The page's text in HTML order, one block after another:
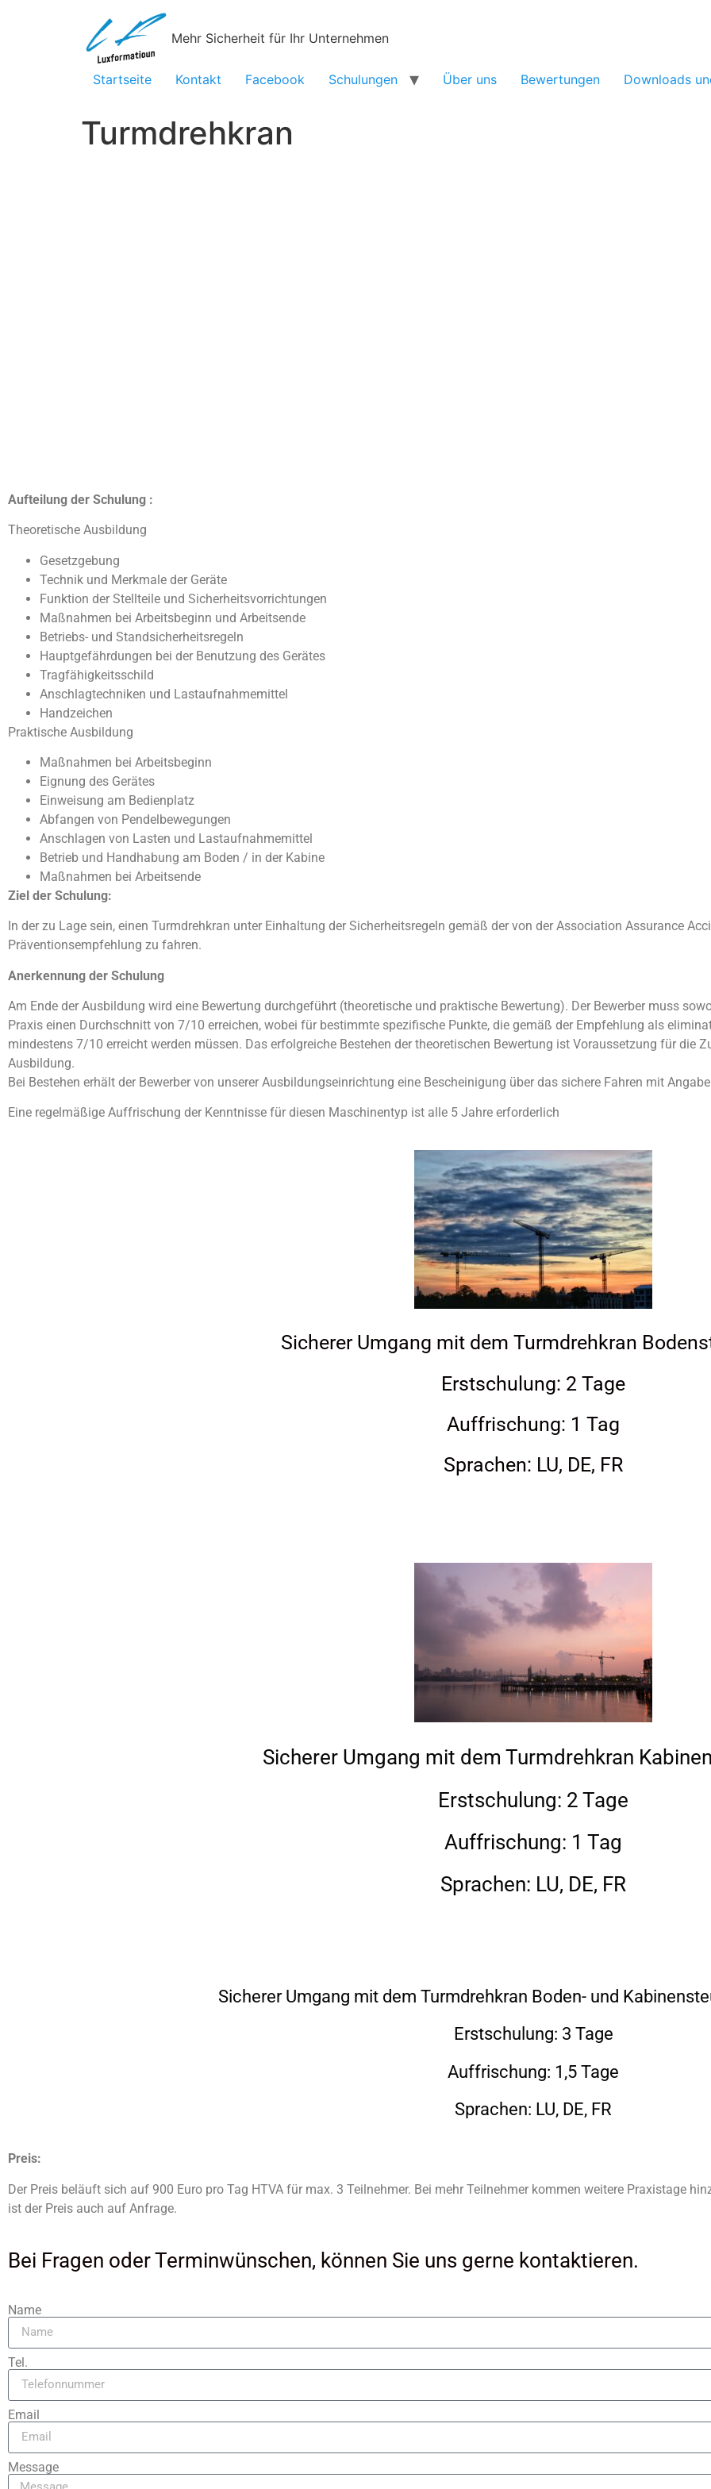
Mehr Sicherheit für Ihr Unternehmen
Startseite Kontakt Facebook Schulungen Über uns Bewertungen Downloads
Turmdrehkran
Aufteilung der Schulung :
Theoretische Ausbildung
Gesetzgebung
Technik und Merkmale der Geräte
Funktion der Stellteile und Sicherheitsvorrichtungen
Maßnahmen bei Arbeitsbeginn und Arbeitsende
Betriebs- und Standsicherheitsregeln
Hauptgefährdungen bei der Benutzung des Gerätes
Tragfähigkeitsschild
Anschlagtechniken und Lastaufnahmemittel
Handzeichen
Praktische Ausbildung
Maßnahmen bei Arbeitsbeginn
Eignung des Gerätes
Einweisung am Bedienplatz
Abfangen von Pendelbewegungen
Anschlagen von Lasten und Lastaufnahmemittel
Betrieb und Handhabung am Boden / in der Kabine
Maßnahmen bei Arbeitsende
Ziel der Schulung:
In der zu Lage sein, einen Turmdrehkran unter Einhaltung der Sicherheitsregeln gemäß der von der Association Assurance
Präventionsempfehlung zu fahren.
Anerkennung der Schulung
Am Ende der Ausbildung wird eine Bewertung durchgeführt (theoretische und praktische Bewertung). Der Bewerber muss
Praxis einen Durchschnitt von 7/10 erreichen, wobei für bestimmte spezifische Punkte, die gemäß der Empfehlung als
mindestens 7/10 erreicht werden müssen. Das erfolgreiche Bestehen der theoretischen Bewertung ist Voraussetzung für die
Ausbildung.
Bei Bestehen erhält der Bewerber von unserer Ausbildungseinrichtung eine Bescheinigung über das sichere Fahren mit
Eine regelmäßige Auffrischung der Kenntnisse für diesen Maschinentyp ist alle 5 Jahre erforderlich
Sicherer Umgang mit dem Turmdrehkran
Erstschulung: 2 Tage
Auffrischung: 1 Tag
Sprachen: LU, DE, FR
Sicherer Umgang mit dem Turmdrehkran
Erstschulung: 2 Tage
Auffrischung: 1 Tag
Sprachen: LU, DE, FR
Sicherer Umgang mit dem Turmdrehkran Boden- und
Erstschulung: 3 Tage
Auffrischung: 1,5 Tage
Sprachen: LU, DE, FR
Preis:
Der Preis beläuft sich auf 900 Euro pro Tag HTVA für max. 3 Teilnehmer. Bei mehr Teilnehmer kommen weitere Praxistage
ist der Preis auch auf Anfrage.
Bei Fragen oder Terminwünschen, können Sie uns gerne kontaktieren.
Name
Tel.
Email
Message